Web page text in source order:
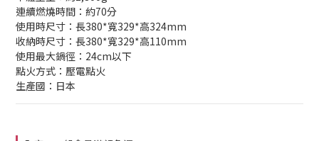
連續燃燒時間：約70分
使用時尺寸：長380*寬329*高324mm
收納時尺寸：長380*寬329*高110mm
使用最大鍋徑：24cm以下
點火方式：壓電點火
生產國：日本